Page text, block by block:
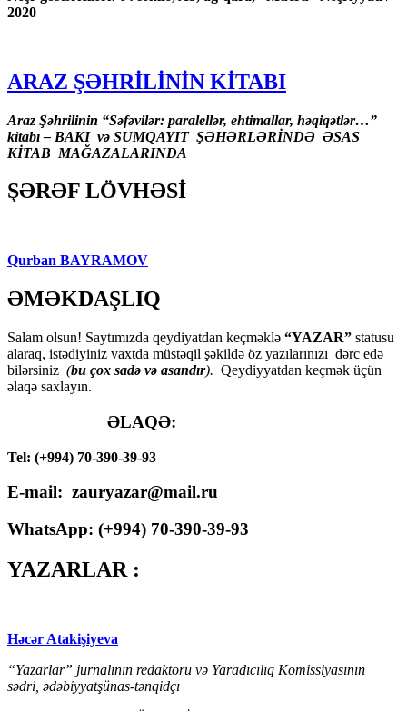
2020
ARAZ ŞƏHRİLİNİN KİTABI
Araz Şəhrilinin “Səfəvilər: paralellər, ehtimallar, həqiqətlər…”
kitabı – BAKI və SUMQAYIT ŞƏHƏRLƏRİNDƏ ƏSAS
KİTAB MAĞAZALARINDA
ŞƏRƏF LÖVHƏSİ
Qurban BAYRAMOV
ƏMƏKDAŞLIQ
Salam olsun! Saytımızda qeydiyatdan keçməklə “YAZAR” statusu
alaraq, istədiyiniz vaxtda müstəqil şəkildə öz yazılarınızı dərc edə
bilərsiniz (bu çox sadə və asandır). Qeydiyyatdan keçmək üçün
əlaqə saxlayın.
ƏLAQƏ:
Tel: (+994) 70-390-39-93
E-mail: zauryazar@mail.ru
WhatsApp: (+994) 70-390-39-93
YAZARLAR :
Həcər Atakişiyeva
“Yazarlar” jurnalının redaktoru və Yaradıcılıq Komissiyasının
sədri, ədəbiyyatşünas-tənqidçı